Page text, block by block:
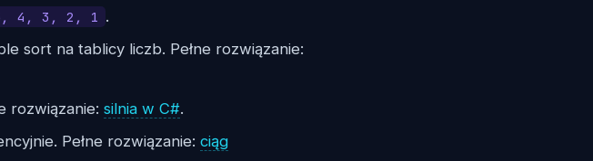
4, 3, 2, 1 .
sort na tablicy liczb. Pełne rozwiązanie:
rozwiązanie: silnia w C#.
Pełne rozwiązanie: ciąg